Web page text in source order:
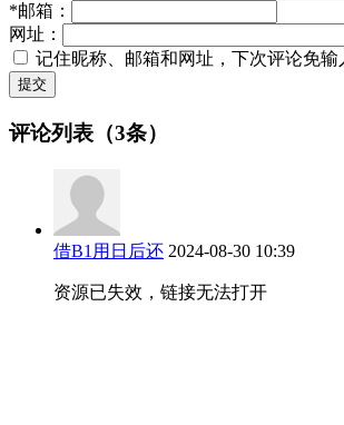
*邮箱：
网址：
记住昵称、邮箱和网址，下次评论免输
提交
评论列表（3条）
借B1用日后还 2024-08-30 10:39
资源已失效，链接无法打开